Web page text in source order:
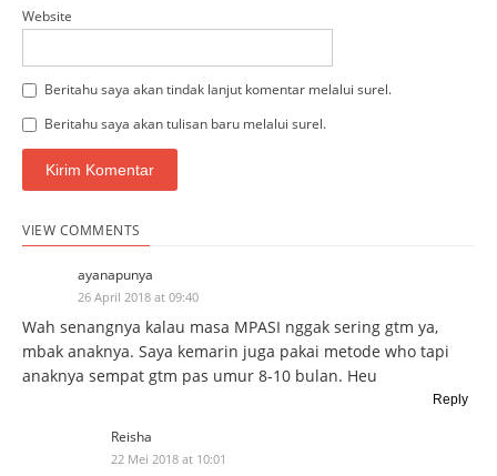
Website
Beritahu saya akan tindak lanjut komentar melalui surel.
Beritahu saya akan tulisan baru melalui surel.
VIEW COMMENTS
ayanapunya
26 April 2018 at 09:40
Wah senangnya kalau masa MPASI nggak sering gtm ya,
mbak anaknya. Saya kemarin juga pakai metode who tapi
anaknya sempat gtm pas umur 8-10 bulan. Heu
Reply
Reisha
22 Mei 2018 at 10:01